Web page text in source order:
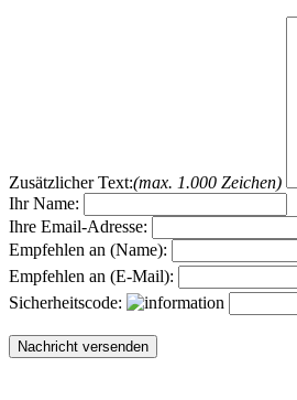
Zusätzlicher Text:(max. 1.000 Zeichen)
Ihr Name:
Ihre Email-Adresse:
Empfehlen an (Name):
Empfehlen an (E-Mail):
Sicherheitscode: